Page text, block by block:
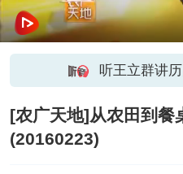
听王立群讲
[农广天地]从农田到餐
(20160223)